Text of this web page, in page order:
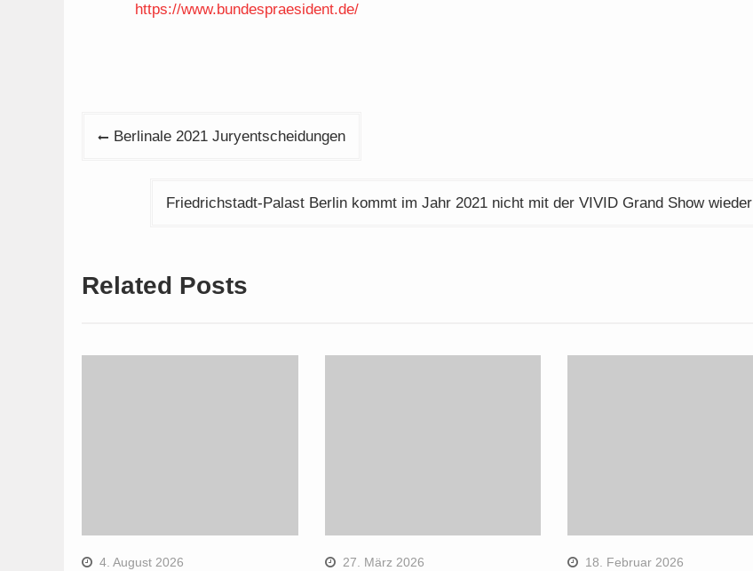
https://www.bundespraesident.de/
Beitragsnavigation
Berlinale 2021 Juryentscheidungen
Friedrichstadt-Palast Berlin kommt im Jahr 2021 nicht mit der VIVID Grand Show wieder
Related Posts
4. August 2026 27. März 2026 18. Februar 2026